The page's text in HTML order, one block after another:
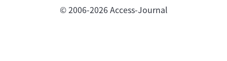
© 2006-2026 Access-Journal